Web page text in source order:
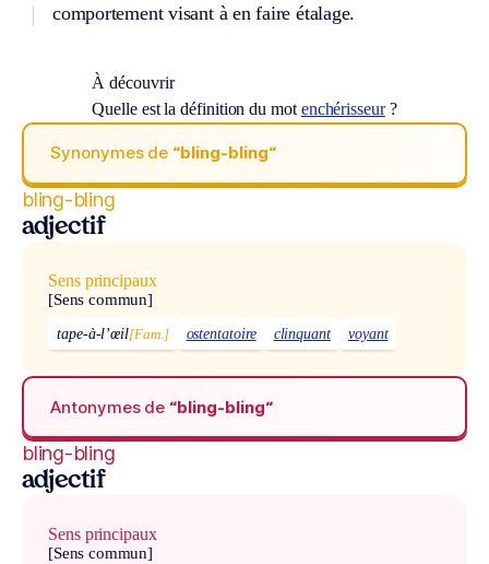
comportement visant à en faire étalage.
À découvrir
Quelle est la définition du mot enchérisseur?
Synonymes de “bling-bling“
bling-bling
adjectif
Sens principaux
[Sens commun]
tape-à-l’œil[Fam.] ostentatoire clinquant voyant
Antonymes de “bling-bling“
bling-bling
adjectif
Sens principaux
[Sens commun]